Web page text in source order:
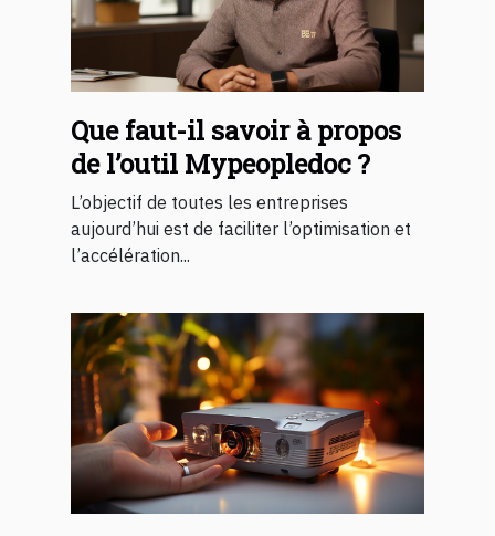
Que faut-il savoir à propos
de l’outil Mypeopledoc ?
L’objectif de toutes les entreprises
aujourd’hui est de faciliter l’optimisation et
l’accélération...